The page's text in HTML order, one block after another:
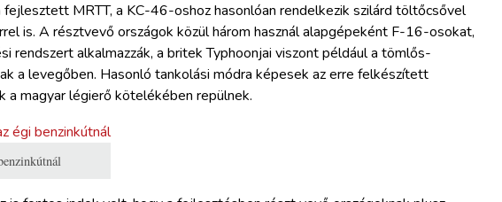
MRTT, a KC-46-oshoz hasonlóan rendelkezik szilárd töltőcsővel
is. A résztvevő országok közül három használ alapgépeként F-16-osokat,
rendszert alkalmazzák, a britek Typhoonjai viszont például a tömlős-
a levegőben. Hasonló tankolási módra képesek az erre felkészített
a magyar légierő kötelékében repülnek.